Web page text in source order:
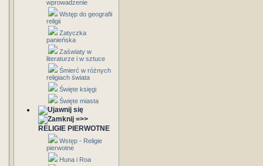
wprowadzenie
Wstęp do geografii
religii
Zatyczka
panieńska
Zaświaty w
literaturze i w sztuce
Śmierć w różnych
religiach świata
Święte księgi
Święte miasta
=>>
RELIGIE PIERWOTNE
Wstęp - Religie
pierwotne
Huna i Roa